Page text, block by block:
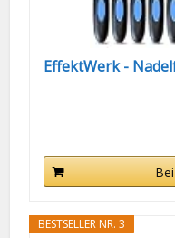
EffektWerk -
BESTSELLER NR. 3